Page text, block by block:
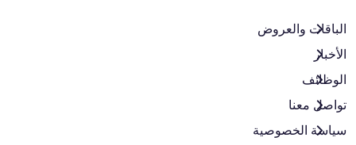
الباقات والعروض​
الأخبار
الوظائف
تواصل معنا
سياسة الخصوصية